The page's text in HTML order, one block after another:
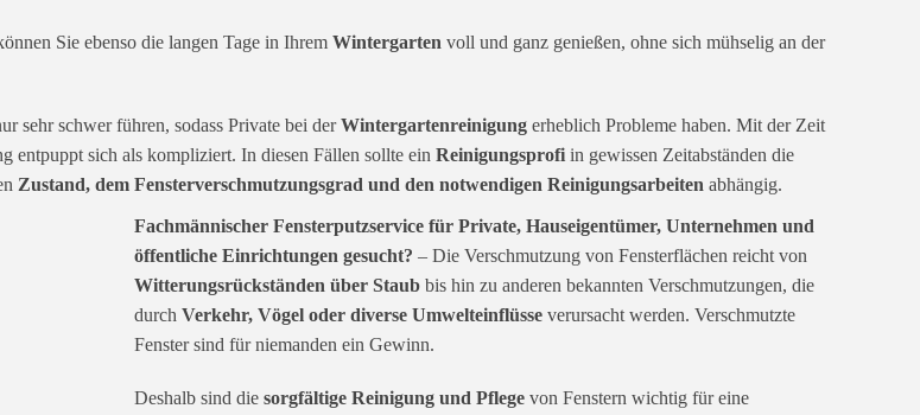
Sie ebenso die langen Tage in Ihrem Wintergarten voll und ganz genießen, ohne sich mühselig an der
sehr schwer führen, sodass Private bei derWintergartenreinigung erheblich Probleme haben. Mit der Zeit
entpuppt sich als kompliziert. In diesen Fällen sollte ein Reinigungsprofi in gewissen Zeitabständen die
Zustand, dem Fensterverschmutzungsgrad und den notwendigen Reinigungsarbeiten abhängig.
Fachmännischer Fensterputzservice für Private, Hauseigentümer, Unternehmen und
öffentliche Einrichtungen gesucht? – Die Verschmutzung von Fensterflächen reicht von
Witterungsrückständen über Staub bis hin zu anderen bekannten Verschmutzungen, die
durch Verkehr, Vögel oder diverse Umwelteinflüsse verursacht werden. Verschmutzte
Fenster sind für niemanden ein Gewinn.
Deshalb sind die sorgfältige Reinigung und Pflege von Fenstern wichtig für eine